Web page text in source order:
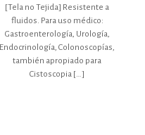
[Tela no Tejida] Resistente a
fluidos. Para uso médico:
Gastroenterología, Urología,
Endocrinología, Colonoscopías,
también apropiado para
Cistoscopia […]